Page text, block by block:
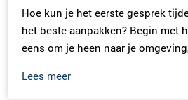
Hoe kun je het eerste gesprek
het beste aanpakken? Begin met
eens om je heen naar je
Lees meer